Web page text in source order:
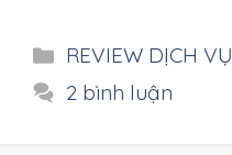
Danh
mục
REVIEW DỊCH VỤ
2 bình luận